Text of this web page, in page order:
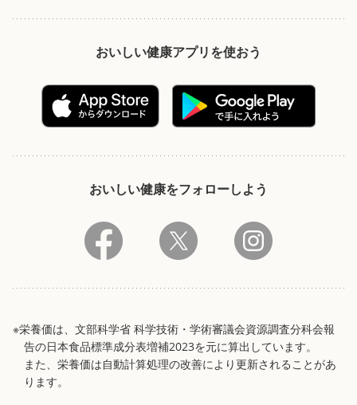
おいしい健康アプリを使おう
おいしい健康をフォローしよう
※栄養価は、文部科学省 科学技術・学術審議会資源調査分科会報
告の日本食品標準成分表増補2023を元に算出しています。
また、栄養価は自動計算処理の改善により更新されることがあ
ります。